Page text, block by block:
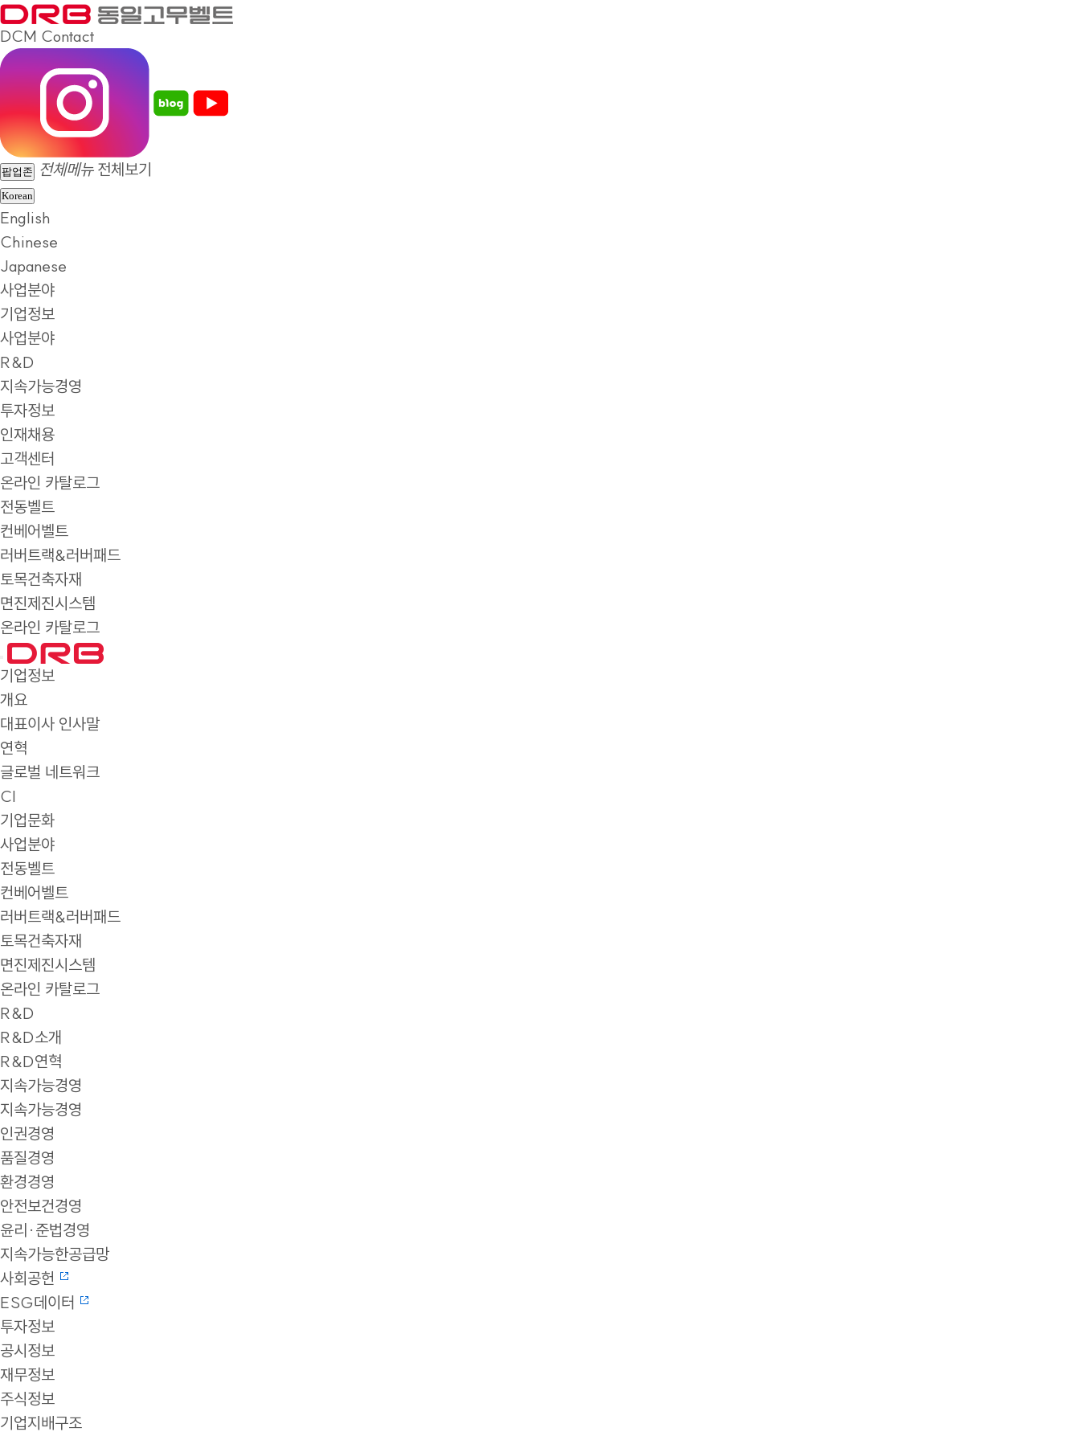
DCM Contact
팝업존 전체메뉴 전체보기
Korean
English
Chinese
Japanese
사업분야
기업정보
사업분야
R&D
지속가능경영
투자정보
인재채용
고객센터
온라인 카탈로그
전동벨트
컨베어벨트
러버트랙&러버패드
토목건축자재
면진제진시스템
온라인 카탈로그
기업정보
개요
대표이사 인사말
연혁
글로벌 네트워크
CI
기업문화
사업분야
전동벨트
컨베어벨트
러버트랙&러버패드
토목건축자재
면진제진시스템
온라인 카탈로그
R&D
R&D소개
R&D연혁
지속가능경영
지속가능경영
인권경영
품질경영
환경경영
안전보건경영
윤리·준법경영
지속가능한공급망
사회공헌
ESG데이터
투자정보
공시정보
재무정보
주식정보
기업지배구조